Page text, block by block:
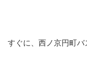
すぐに、西ノ京円町バ